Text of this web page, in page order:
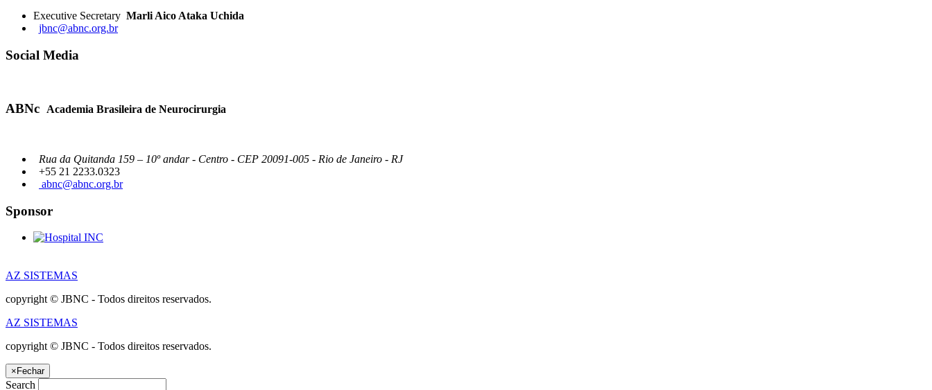
Executive Secretary Marli Aico Ataka Uchida
jbnc@abnc.org.br
Social Media
ABNc Academia Brasileira de Neurocirurgia
Rua da Quitanda 159 – 10º andar - Centro - CEP 20091-005 - Rio de Janeiro - RJ
+55 21 2233.0323
abnc@abnc.org.br
Sponsor
AZ SISTEMAS
copyright © JBNC - Todos direitos reservados.
AZ SISTEMAS
copyright © JBNC - Todos direitos reservados.
× Fechar
Search